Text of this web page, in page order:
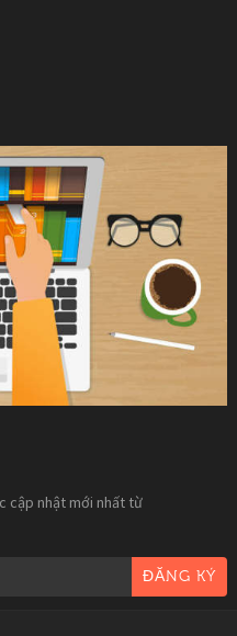
cập nhật mới nhất từ
ĐĂNG KÝ